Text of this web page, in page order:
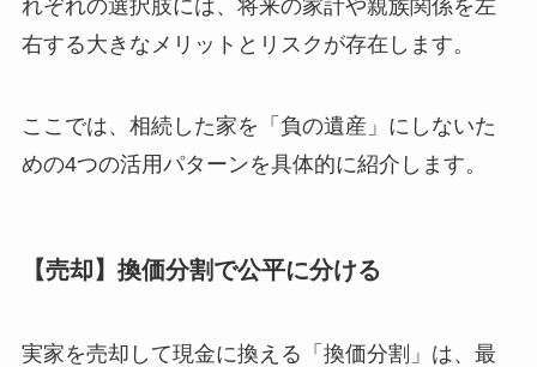
れぞれの選択肢には、将来の家計や親族関係を左
右する大きなメリットとリスクが存在します。
ここでは、相続した家を「負の遺産」にしないた
めの4つの活用パターンを具体的に紹介します。
【売却】換価分割で公平に分ける
実家を売却して現金に換える「換価分割」は、最